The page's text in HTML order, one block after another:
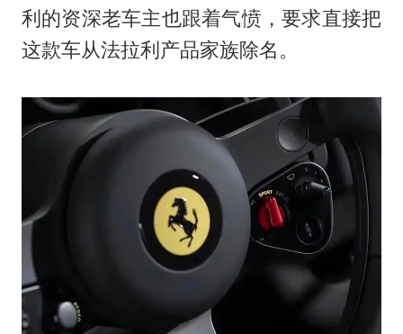
利的资深老车主也跟着气愤，要求直接把
这款车从法拉利产品家族除名。